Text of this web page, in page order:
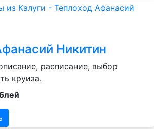
Никитин
расписание, выбор
круиза.